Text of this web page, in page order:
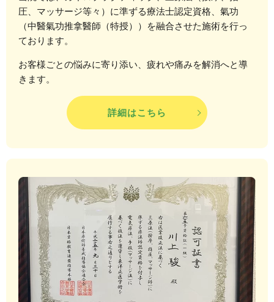
圧、マッサージ等々）に準ずる療法士認定資格、氣功
（中醫氣功推拿醫師（特授））を融合させた施術を行っ
ております。
お客様ごとの悩みに寄り添い、疲れや痛みを解消へと導
きます。
詳細はこちら